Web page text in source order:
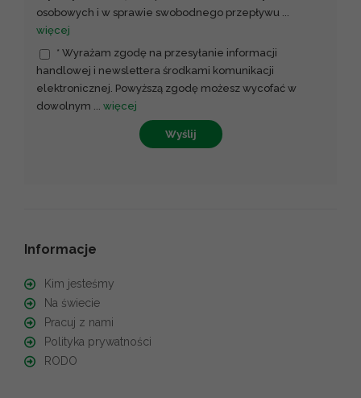
osobowych i w sprawie swobodnego przepływu ...
więcej
* Wyrażam zgodę na przesyłanie informacji
handlowej i newslettera środkami komunikacji
elektronicznej. Powyższą zgodę możesz wycofać w
dowolnym ... więcej
Wyślij
Informacje
Kim jesteśmy
Na świecie
Pracuj z nami
Polityka prywatności
RODO